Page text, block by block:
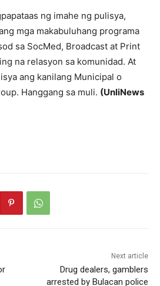
ng imahe ng pulisya,
mga makabuluhang programa
sa SocMed, Broadcast at Print
na relasyon sa komunidad. At
ang kanilang Municipal o
Hanggang sa muli. (UnliNews
Next article
Drug dealers, gamblers
arrested by Bulacan police